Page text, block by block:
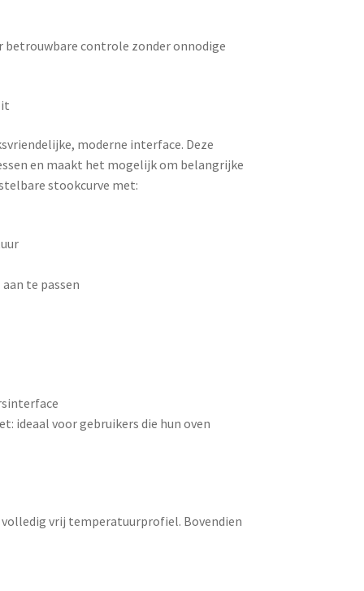
betrouwbare controle zonder onnodige
moderne interface. Deze
en maakt het mogelijk om belangrijke
stookcurve met:
te passen
ideaal voor gebruikers die hun oven
volledig vrij temperatuurprofiel. Bovendien